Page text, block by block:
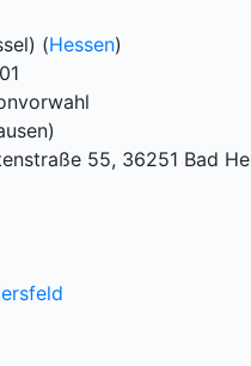
(Hessen)
55, 36251 Bad